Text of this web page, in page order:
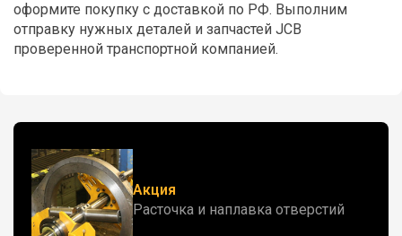
оформите покупку с доставкой по РФ. Выполним
отправку нужных деталей и запчастей JCB
проверенной транспортной компанией.
Акция
Расточка и наплавка отверстий